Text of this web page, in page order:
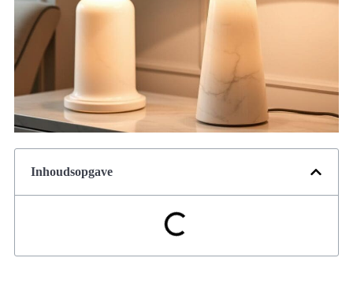
Inhoudsopgave